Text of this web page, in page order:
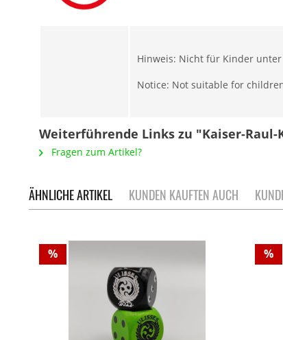
Hinweis: Nicht für Kinder unter
Notice: Not suitable for
Weiterführende Links zu "Kaiser-Raul-
Fragen zum Artikel?
ÄHNLICHE ARTIKEL KUNDEN KAUFTEN AUCH
% %